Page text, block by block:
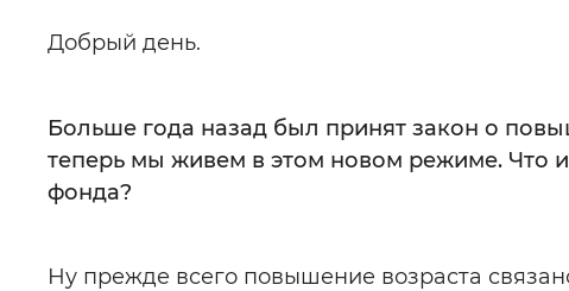
Добрый день.
Больше года назад был принят закон о
теперь мы живем в этом новом режиме. Что
фонда?
Ну прежде всего повышение возраста